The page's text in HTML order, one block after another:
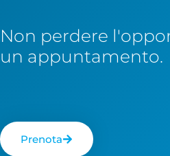
Non perdere
un appuntamento.
Prenota